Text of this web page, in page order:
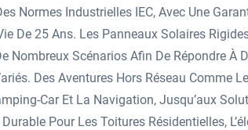
Normes Industrielles IEC, Avec Une
De 25 Ans. Les Panneaux Solaires
Nombreux Scénarios Afin De Répondre À
Des Aventures Hors Réseau Comme
Car Et La Navigation, Jusqu’aux
Pour Les Toitures Résidentielles,